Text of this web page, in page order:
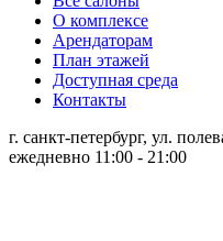
О комплексе
Арендаторам
План этажей
Доступная среда
Контакты
г. санкт-петербург, ул.
ежедневно 11:00 - 21:00